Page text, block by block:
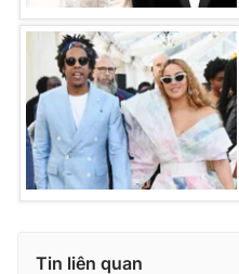
Tin liên quan